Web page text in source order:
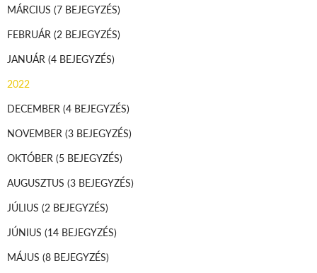
MÁRCIUS (7 BEJEGYZÉS)
FEBRUÁR (2 BEJEGYZÉS)
JANUÁR (4 BEJEGYZÉS)
2022
DECEMBER (4 BEJEGYZÉS)
NOVEMBER (3 BEJEGYZÉS)
OKTÓBER (5 BEJEGYZÉS)
AUGUSZTUS (3 BEJEGYZÉS)
JÚLIUS (2 BEJEGYZÉS)
JÚNIUS (14 BEJEGYZÉS)
MÁJUS (8 BEJEGYZÉS)